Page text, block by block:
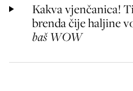
Kakva vjenčanica!
brenda čije haljine
baš WOW